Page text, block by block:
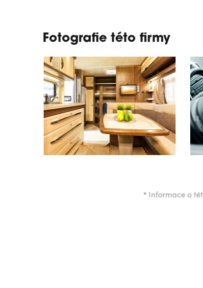
Fotografie této firmy
* Informace o